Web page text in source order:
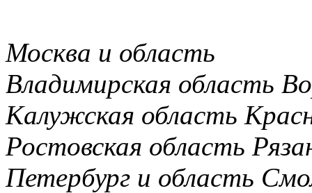
Москва и область
Владимирская область
Калужская область
Ростовская область
Петербург и область